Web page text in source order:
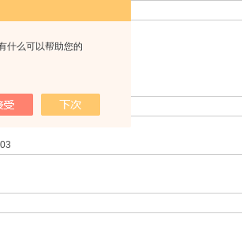
什么可以帮助您的